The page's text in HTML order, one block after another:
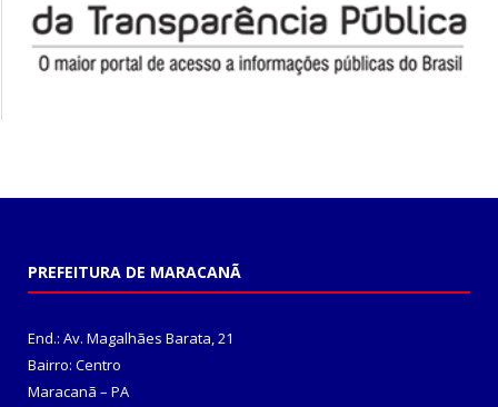
PREFEITURA DE MARACANÃ
End.: Av. Magalhães Barata, 21
Bairro: Centro
Maracanã – PA